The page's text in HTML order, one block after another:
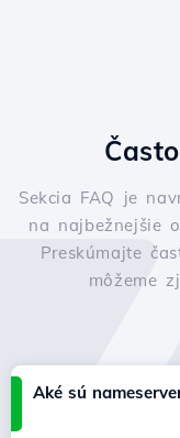
Sekcia FAQ je
na najbežnejšie
Preskúmajte
môžeme
Aké sú